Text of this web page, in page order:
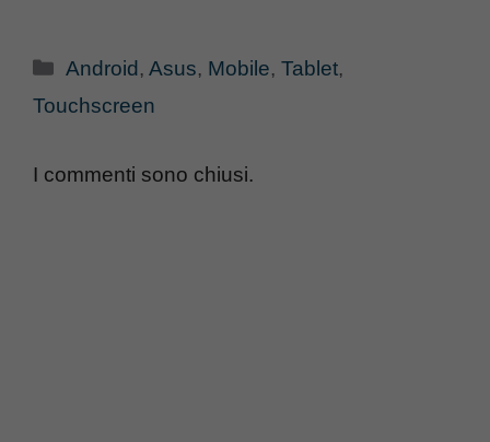
Categorie
Android ,Asus, Mobile,Tablet,
Touchscreen
I commenti sono chiusi.